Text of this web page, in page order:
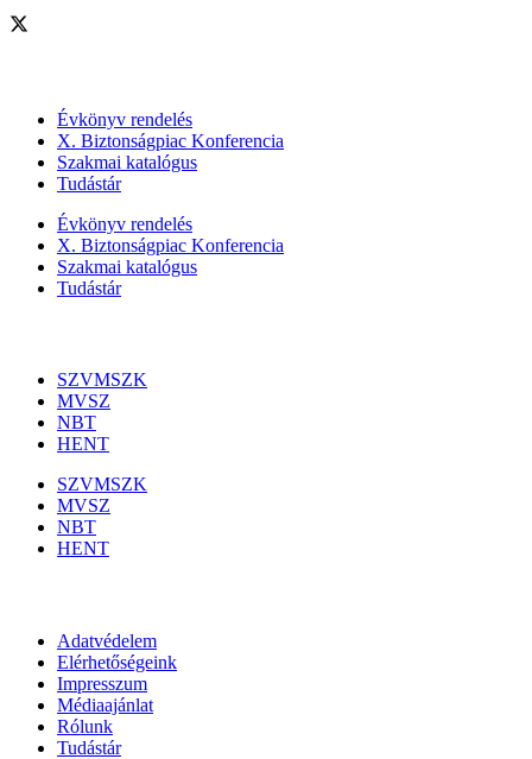
Évkönyv rendelés
X. Biztonságpiac Konferencia
Szakmai katalógus
Tudástár
Évkönyv rendelés
X. Biztonságpiac Konferencia
Szakmai katalógus
Tudástár
SZVMSZK
MVSZ
NBT
HENT
SZVMSZK
MVSZ
NBT
HENT
Adatvédelem
Elérhetőségeink
Impresszum
Médiaajánlat
Rólunk
Tudástár